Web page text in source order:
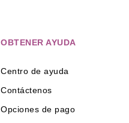
OBTENER AYUDA
Centro de ayuda
Contáctenos
Opciones de pago